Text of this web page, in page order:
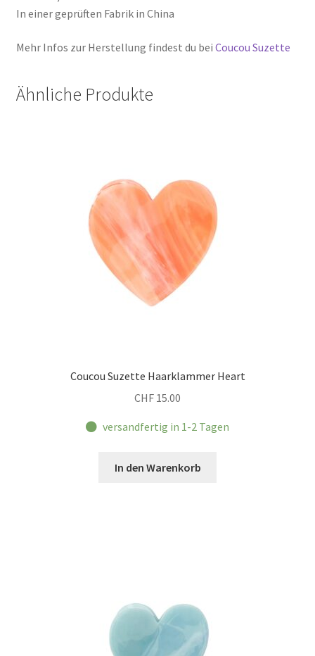
In einer geprüften Fabrik in China
Mehr Infos zur Herstellung findest du bei Coucou Suzette
Ähnliche Produkte
Coucou Suzette Haarklammer Heart
CHF 15.00
versandfertig in 1-2 Tagen
In den Warenkorb